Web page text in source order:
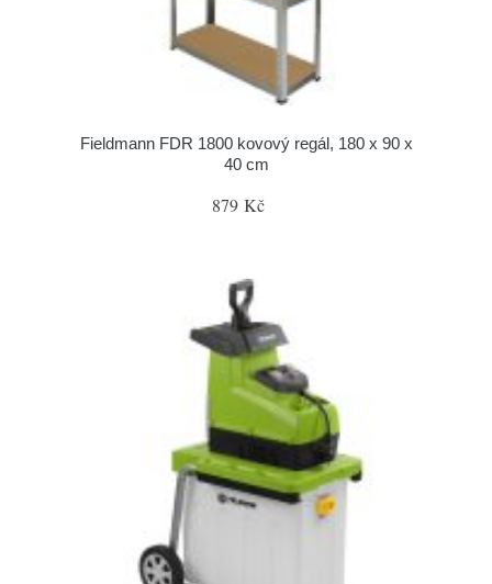
Fieldmann FDR 1800 kovový regál, 180 x 90 x
40 cm
879 Kč